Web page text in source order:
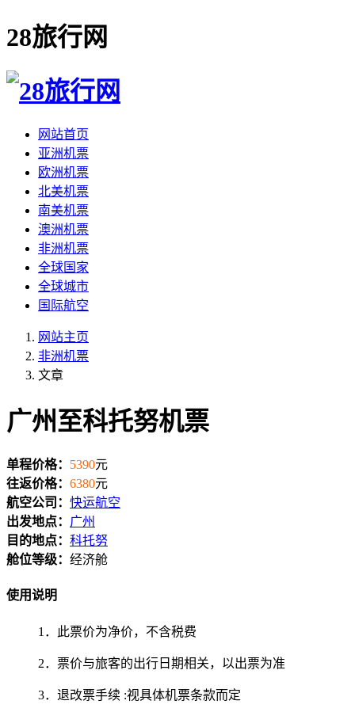
28旅行网
网站首页
亚洲机票
欧洲机票
北美机票
南美机票
澳洲机票
非洲机票
全球国家
全球城市
国际航空
网站主页
非洲机票
文章
广州至科托努机票
单程价格： 5390元
往返价格： 6380元
航空公司： 快运航空
出发地点： 广州
目的地点： 科托努
舱位等级： 经济舱
使用说明
1．此票价为净价，不含税费
2．票价与旅客的出行日期相关，以出票为准
3．退改票手续 :视具体机票条款而定